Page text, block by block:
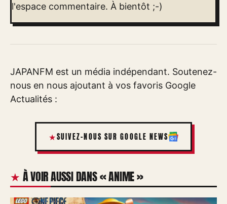
l'espace commentaire. À bientôt ;-)
JAPANFM est un média indépendant. Soutenez-
nous en nous ajoutant à vos favoris Google
Actualités :
SUIVEZ-NOUS SUR GOOGLE NEWS
À VOIR AUSSI DANS « ANIME »